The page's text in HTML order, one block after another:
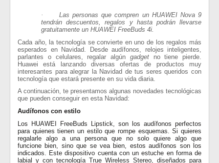
·
Las personas que compren un HUAWEI Nova 9
tendrán descuentos, regalos y hasta podrán llevarse
gratuitamente un HUAWEI FreeBuds 4i.
Cada año, la tecnología se convierte en uno de los regalos más
esperados en Navidad. Desde audífonos, relojes inteligentes,
parlantes o celulares, regalar algún gadget no tiene pierde.
Huawei está lanzando diversas ofertas de productos muy
interesantes para alegrar la Navidad de tus seres queridos con
tecnología que estará presente en su vida diaria.
A continuación, te presentamos algunas novedades tecnológicas
que pueden conseguir en esta Navidad:
Audífonos con estilo
Los HUAWEI FreeBuds Lipstick, son los audífonos perfectos
para quienes tienen un estilo que rompe esquemas. Si quieres
regalarle algo a una persona que no solo quiere algo que
funcione bien, sino que se vea bien, estos audífonos son los
indicados. Este dispositivo cuenta con un estuche en forma de
labial y con tecnología True Wireless Stereo, diseñados para